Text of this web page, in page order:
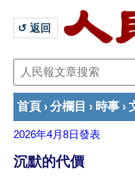
↺ 返回
首頁 › 分欄目 › 時事 ›
2026年4月8日發表
沉默的代價